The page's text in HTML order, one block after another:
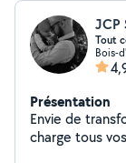
JCP
Tout
Bois-
Présentation
Envie de
charge tous